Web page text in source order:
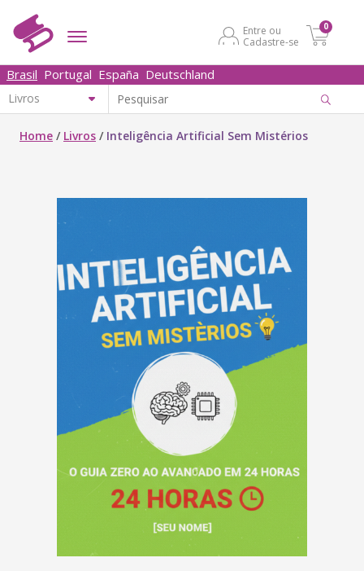
Entre ou
Cadastre-se
0
Brasil Portugal España Deutschland
Home / Livros / Inteligência Artificial Sem Mistérios